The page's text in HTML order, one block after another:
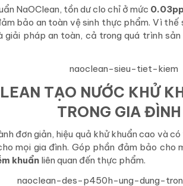
NaOClean, tồn dư clo chỉ ở mức
bảo an toàn vệ sinh thực phẩm. Vì thế
giải pháp an toàn, cả trong quá trình
TẠO NƯỚC KHỬ
TRONG GIA ĐÌNH
đơn giản, hiệu quả khử khuẩn cao và
mọi gia đình. Góp phần đảm bảo cho
khuẩn liên quan đến thực phẩm.